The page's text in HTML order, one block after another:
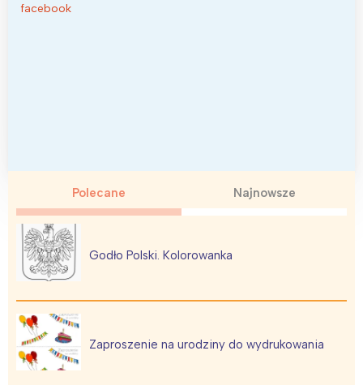
facebook
Polecane Najnowsze
Godło Polski. Kolorowanka
Zaproszenie na urodziny do wydrukowania